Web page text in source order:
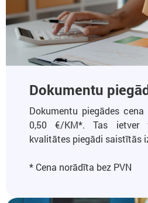
Dokumentu
Dokumentu piegādes
0,50 €/KM*. Tas ietver
kvalitātes piegādi saistītās
* Cena norādīta bez PVN